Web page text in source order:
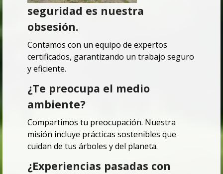
seguridad es nuestra
obsesión.
Contamos con un equipo de expertos
certificados, garantizando un trabajo seguro
y eficiente.
¿Te preocupa el medio
ambiente?
Compartimos tu preocupación. Nuestra
misión incluye prácticas sostenibles que
cuidan de tus árboles y del planeta.
¿Experiencias pasadas con